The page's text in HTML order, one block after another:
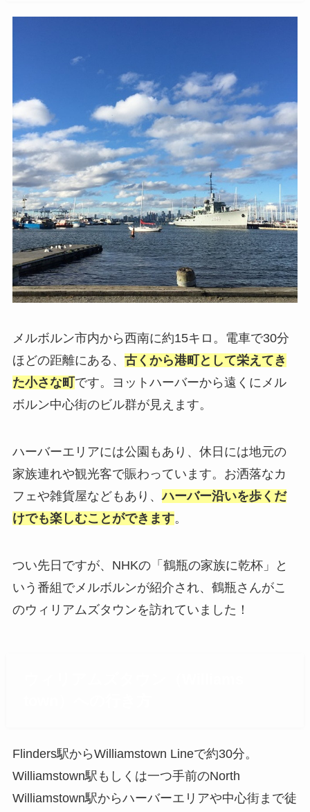
メルボルン市内から西南に約15キロ。電車で30分
ほどの距離にある、 古くから港町として栄えてき
た小さな町 です。ヨットハーバーから遠くにメル
ボルン中心街のビル群が見えます。
ハーバーエリアには公園もあり、休日には地元の
家族連れや観光客で賑わっています。お洒落なカ
フェや雑貨屋などもあり、ハーバー沿いを歩くだ
けでも楽しむことができます。
つい先日ですが、NHKの「鶴瓶の家族に乾杯」と
いう番組でメルボルンが紹介され、鶴瓶さんがこ
のウィリアムズタウンを訪れていました！
Flinders駅からWilliamstown Lineで約30分。
Williamstown駅もしくは一つ手前のNorth
Williamstown駅からハーバーエリアや中心街まで徒